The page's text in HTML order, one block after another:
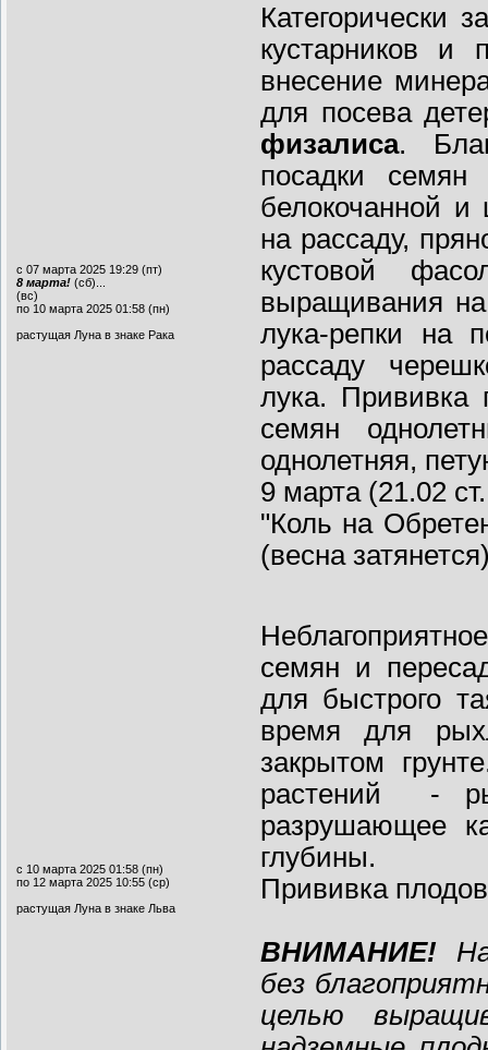
с 07 марта 2025 19:29 (пт)
8 марта! (сб)...
(вс)
по 10 марта 2025 01:58 (пн)
растущая Луна в знаке Рака
Категорически
кустарников и
внесение
для посева
физалиса.
посадки
белокочанной и
на рассаду,
кустовой
выращивания на
лука-репки на
рассаду
лука. Прививка
семян
однолетняя,
9 марта (21.02
"Коль на
(весна
с 10 марта 2025 01:58 (пн)
по 12 марта 2025 10:55 (ср)
растущая Луна в знаке Льва
семян и
для быстрого
время для
закрытом
растений -
разрушающее
глубины.
Прививка
ВНИМАНИЕ!
без
целью